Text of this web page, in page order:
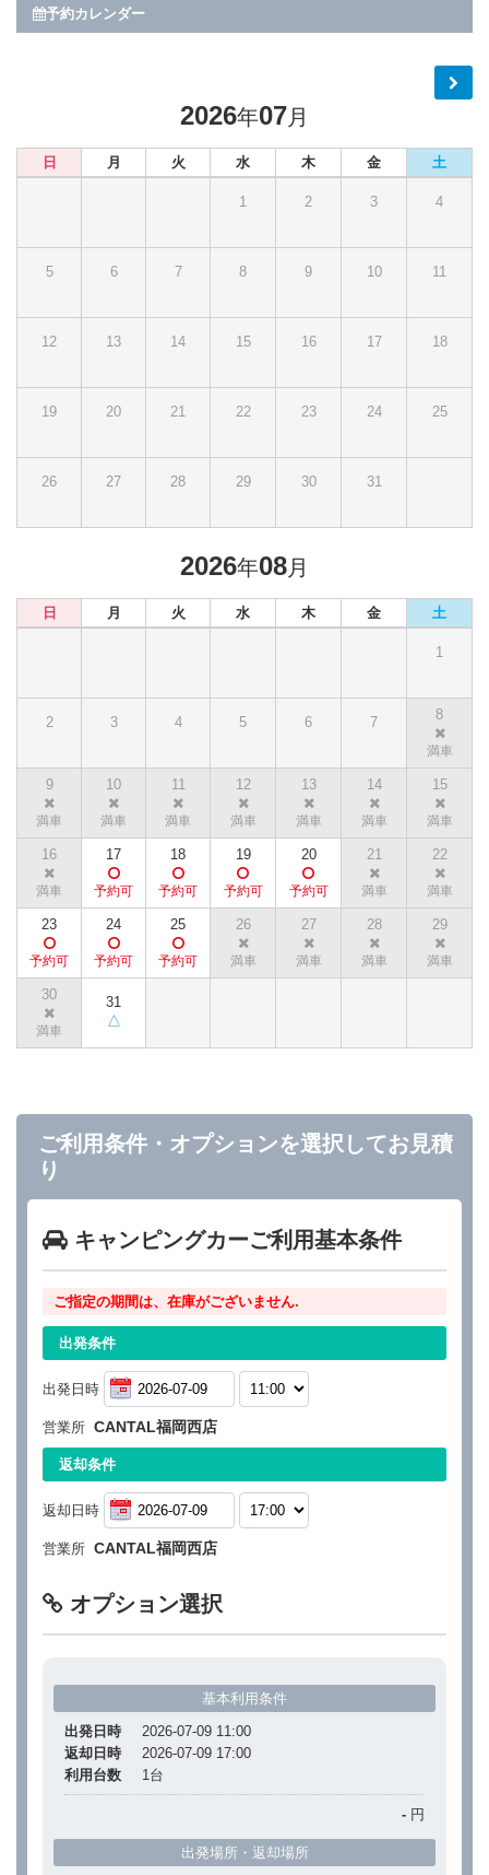
予約カレンダー
2026年07月
日 月 火 水 木 金 土
1 2 3 4
5 6 7 8 9 10 11
12 13 14 15 16 17 18
19 20 21 22 23 24 25
26 27 28 29 30 31
2026年08月
日 月 火 水 木 金 土
1
2 3 4 5 6 7 8
9 10 11 12 13 14 15
16 17 18 19 20 21 22
23 24 25 26 27 28 29
30 31
ご利用条件・オプションを選択してお見積
り
キャンピングカーご利用基本条件
ご指定の期間は、在庫がございません.
出発条件
出発日時
営業所 CANTAL福岡西店
返却条件
返却日時
営業所 CANTAL福岡西店
オプション選択
基本利用条件
出発日時
2026-07-09 11:00
返却日時
2026-07-09 17:00
利用台数
1台
- 円
出発場所・返却場所